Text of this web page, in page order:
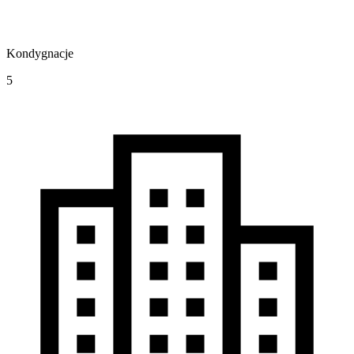
Kondygnacje
5